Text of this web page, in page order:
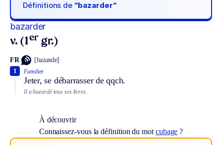
Définitions de “bazarder“
bazarder
v. (1er gr.)
FR [bazaʀde]
Familier.
Jeter, se débarrasser de qqch.
1
Il a bazardé tous ses livres.
À découvrir
Connaissez-vous la définition du motcubage ?